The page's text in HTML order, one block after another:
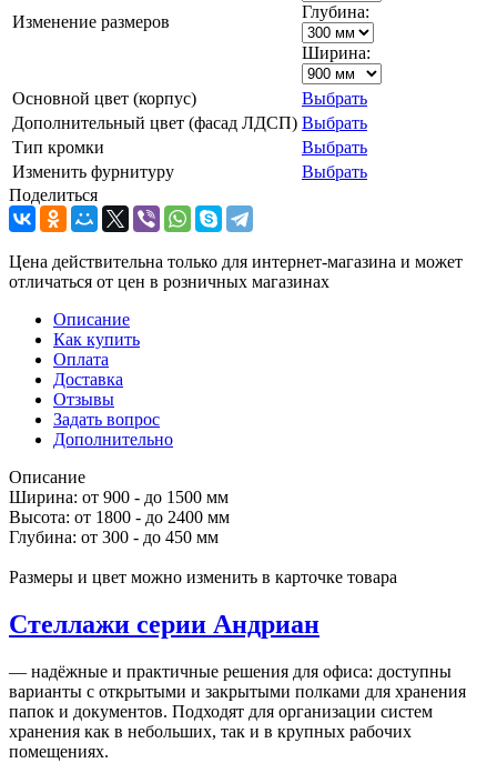
Изменение размеров
Глубина:
Ширина:
Основной цвет (корпус)
Выбрать
Дополнительный цвет (фасад ЛДСП) Выбрать
Тип кромки
Выбрать
Изменить фурнитуру
Выбрать
Поделиться
Цена действительна только для интернет-магазина и может
отличаться от цен в розничных магазинах
Описание
Как купить
Оплата
Доставка
Отзывы
Задать вопрос
Дополнительно
Описание
Ширина: от 900 - до 1500 мм
Высота: от 1800 - до 2400 мм
Глубина: от 300 - до 450 мм
Размеры и цвет можно изменить в карточке товара
Стеллажи серии Андриан
— надёжные и практичные решения для офиса: доступны
варианты с открытыми и закрытыми полками для хранения
папок и документов. Подходят для организации систем
хранения как в небольших, так и в крупных рабочих
помещениях.